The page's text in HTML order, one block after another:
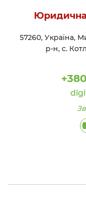
57260, Україна,
р-н, с.